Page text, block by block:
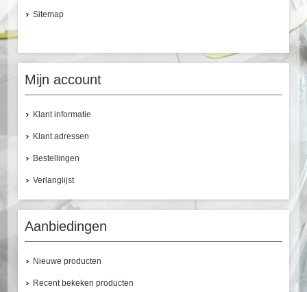
Sitemap
Mijn account
Klant informatie
Klant adressen
Bestellingen
Verlanglijst
Aanbiedingen
Nieuwe producten
Recent bekeken producten